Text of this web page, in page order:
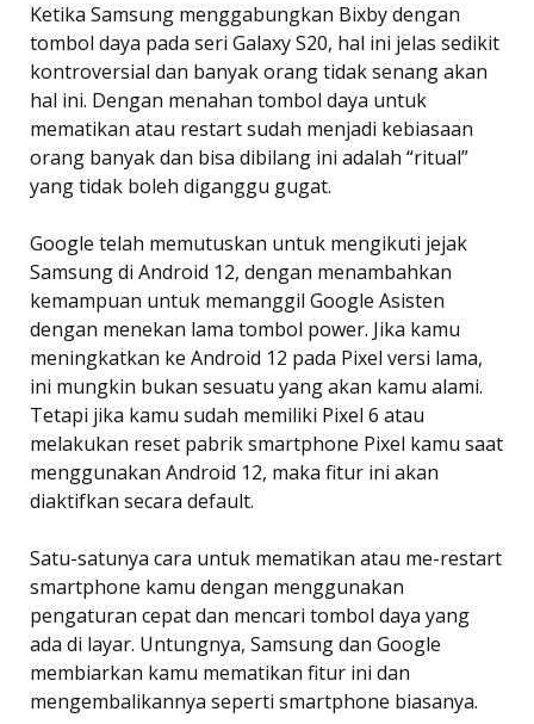
Ketika Samsung menggabungkan Bixby dengan
tombol daya pada seri Galaxy S20, hal ini jelas sedikit
kontroversial dan banyak orang tidak senang akan
hal ini. Dengan menahan tombol daya untuk
mematikan atau restart sudah menjadi kebiasaan
orang banyak dan bisa dibilang ini adalah “ritual”
yang tidak boleh diganggu gugat.
Google telah memutuskan untuk mengikuti jejak
Samsung di Android 12, dengan menambahkan
kemampuan untuk memanggil Google Asisten
dengan menekan lama tombol power. Jika kamu
meningkatkan ke Android 12 pada Pixel versi lama,
ini mungkin bukan sesuatu yang akan kamu alami.
Tetapi jika kamu sudah memiliki Pixel 6 atau
melakukan reset pabrik smartphone Pixel kamu saat
menggunakan Android 12, maka fitur ini akan
diaktifkan secara default.
Satu-satunya cara untuk mematikan atau me-restart
smartphone kamu dengan menggunakan
pengaturan cepat dan mencari tombol daya yang
ada di layar. Untungnya, Samsung dan Google
membiarkan kamu mematikan fitur ini dan
mengembalikannya seperti smartphone biasanya.